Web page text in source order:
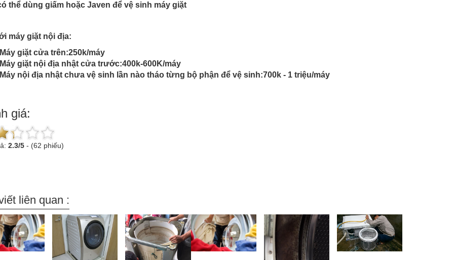
thể dùng giấm hoặc Javen để vệ sinh máy giặt
máy giặt nội địa:
Máy giặt cửa trên:250k/máy
Máy giặt nội địa nhật cửa trước:400k-600K/máy
Máy nội địa nhật chưa vệ sinh lần nào tháo từng bộ phận để vệ sinh:700k - 1 triệu/máy
giá:
2.3/5 - (62 phiếu)
liên quan :